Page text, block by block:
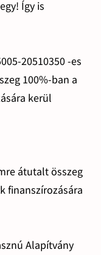
Így is
20510350 -es
100%-ban a
kerül
átutalt összeg
finanszírozására
Alapítvány